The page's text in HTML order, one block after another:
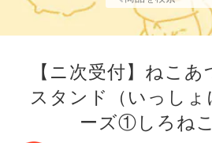
【ニ次受付】ねこ
スタンド（いっしょ
ーズ①しろねこ